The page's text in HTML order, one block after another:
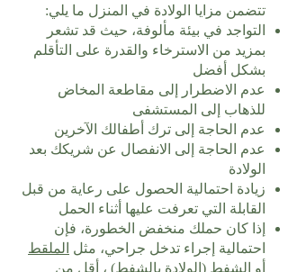
تتضمن مزايا الولادة في المنزل ما يلي:
التواجد في بيئة مألوفة، حيث قد تشعر
بمزيد من الاسترخاء والقدرة على التأقلم
بشكل أفضل
عدم الاضطرار إلى مقاطعة المخاض
للذهاب إلى المستشفى
عدم الحاجة إلى ترك أطفالك الآخرين
عدم الحاجة إلى الانفصال عن شريكك بعد
الولادة
زيادة احتمالية الحصول على رعاية من قبل
القابلة التي تعرفت عليها أثناء الحمل
إذا كان حملك منخفض الخطورة، فإن
احتمالية إجراء تدخل جراحي، مثل الملقط
أو الشفط (الولادة بالشفط) ، أقل من